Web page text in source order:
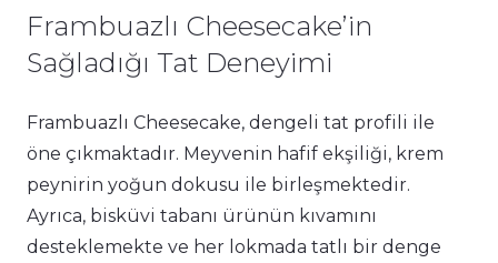
Frambuazlı Cheesecake’in
Sağladığı Tat Deneyimi
Frambuazlı Cheesecake, dengeli tat profili ile
öne çıkmaktadır. Meyvenin hafif ekşiliği, krem
peynirin yoğun dokusu ile birleşmektedir.
Ayrıca, bisküvi tabanı ürünün kıvamını
desteklemekte ve her lokmada tatlı bir denge